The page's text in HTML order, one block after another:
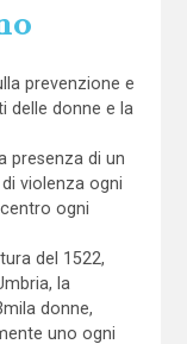
prevenzione e
delle donne e la
presenza di un
violenza ogni
ogni
del 1522,
la
donne,
uno ogni